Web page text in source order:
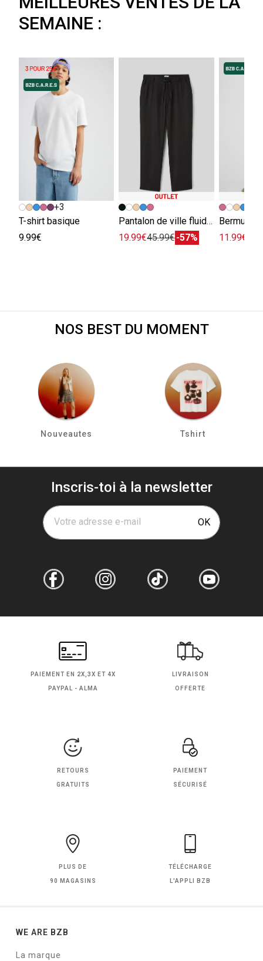
SEMAINE :
+3
T-shirt basique
9.99€
Pantalon de ville fluide viscose lin
19.99€45.99€-57%
Bermuda
11.99€
NOS BEST DU MOMENT
Nouveautes Tshirt
Inscris-toi à la newsletter
Votre adresse e-mail OK
PAIEMENT EN 2X,3X ET 4X
PAYPAL - ALMA
LIVRAISON
OFFERTE
RETOURS
GRATUITS
PAIEMENT
SÉCURISÉ
PLUS DE
90 MAGASINS
TÉLÉCHARGE
L'APPLI BZB
WE ARE BZB
La marque